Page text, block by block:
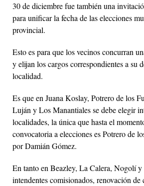
30 de diciembre fue también una
para unificar la fecha de las elecciones
provincial.
Esto es para que los vecinos concurran
y elijan los cargos correspondientes a su
localidad.
Es que en Juana Koslay, Potrero de los
Luján y Los Manantiales se debe elegir
localidades, la única que hasta el
convocatoria a elecciones es Potrero de
por Damián Gómez.
En tanto en Beazley, La Calera, Nogolí y
intendentes comisionados, renovación de